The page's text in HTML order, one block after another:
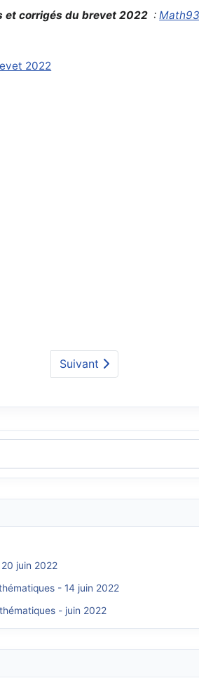
et corrigés du brevet 2022 :
2022
Suivant
juin 2022
- 14 juin 2022
- juin 2022